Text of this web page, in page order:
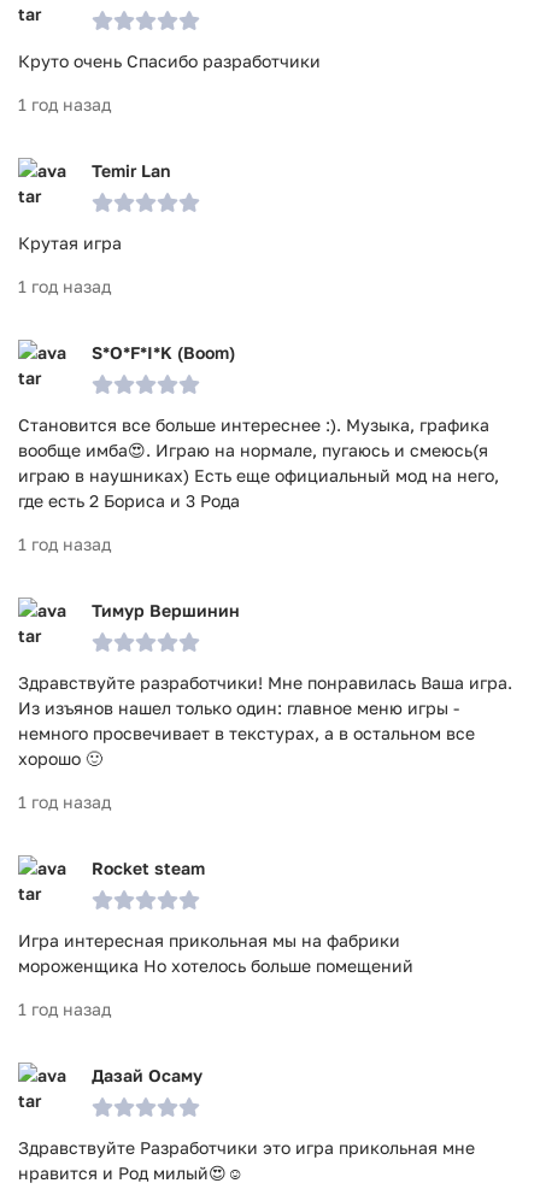
Круто очень Спасибо разработчики
1 год назад
Temir Lan
Крутая игра
1 год назад
S*O*F*I*K (Вооm)
Становится все больше интереснее :). Музыка, графика
вообще имба😍. Играю на нормале, пугаюсь и смеюсь(я
играю в наушниках) Есть еще официальный мод на него,
где есть 2 Бориса и 3 Рода
1 год назад
Тимур Вершинин
Здравствуйте разработчики! Мне понравилась Ваша игра.
Из изъянов нашел только один: главное меню игры -
немного просвечивает в текстурах, а в остальном все
хорошо 🙂
1 год назад
Rocket steam
Игра интересная прикольная мы на фабрики
мороженщика Но хотелось больше помещений
1 год назад
Дазай Осаму
Здравствуйте Разработчики это игра прикольная мне
нравится и Род милый😍☺️